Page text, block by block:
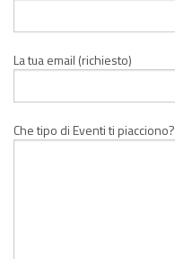
La tua email (richiesto)
Che tipo di Eventi ti piacciono?